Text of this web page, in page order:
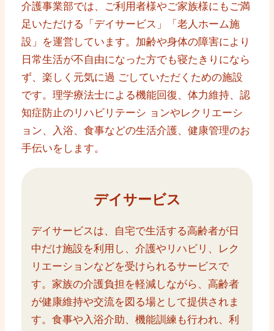
介護事業部では、ご利用者様やご家族様にもご満
足いただける「デイサービス」「老人ホーム施
設」を運営しています。加齢や身体の障害により
日常生活が不自由になった方でも寝たきりになら
ず、楽しく元気に過 ごしていただくための施設
です。理学療法士による機能回復、体力維持、認
知症防止のリハビリテーシ ョンやレクリエーシ
ョン、入浴、食事などの生活介護、健康管理のお
手伝いをします。
デイサービス
デイサービスは、自宅で生活する高齢者が日
中だけ施設を利用し、介護やリハビリ、レク
リエーションなどを受けられるサービスで
す。家族の介護負担を軽減しながら、高齢者
が健康維持や交流を図る場として提供されま
す。食事や入浴介助、機能訓練も行われ、利